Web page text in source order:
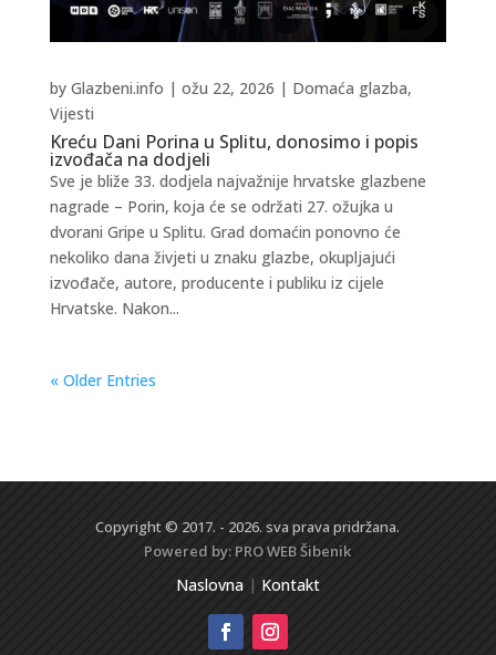
Kreću Dani Porina u Splitu, donosimo i popis
izvođača na dodjeli
by Glazbeni.info | ožu 22, 2026 | Domaća glazba,
Vijesti
Sve je bliže 33. dodjela najvažnije hrvatske glazbene
nagrade – Porin, koja će se održati 27. ožujka u
dvorani Gripe u Splitu. Grad domaćin ponovno će
nekoliko dana živjeti u znaku glazbe, okupljajući
izvođače, autore, producente i publiku iz cijele
Hrvatske. Nakon...
« Older Entries
Copyright © 2017. - 2026. sva prava pridržana.
Powered by: PRO WEBŠibenik
Naslovna| Kontakt